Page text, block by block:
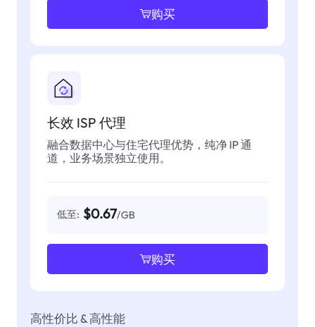
购买
长效 ISP 代理
融合数据中心与住宅代理优势，纯净 IP 通
道，业务场景独立使用。
低至: $0.67/GB
购买
高性价比 & 高性能